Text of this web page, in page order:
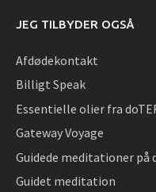
JEG TILBYDER OGSÅ
Afdødekontakt
Billigt Speak
Essentielle olier fra
Gateway Voyage
Guidede meditationer på
Guidet meditation